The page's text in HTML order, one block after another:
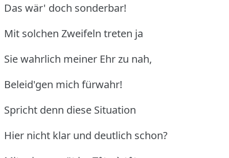
Das wär' doch sonderbar!
Mit solchen Zweifeln treten ja
Sie wahrlich meiner Ehr zu nah,
Beleid'gen mich fürwahr!
Spricht denn diese Situation
Hier nicht klar und deutlich schon?